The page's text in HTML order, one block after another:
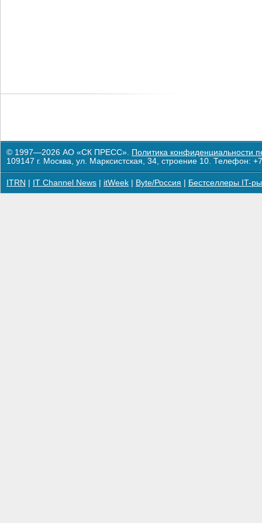
© 1997—2026 АО «СК ПРЕСС». Политика конфиденциальности
109147 г. Москва, ул. Марксистская, 34, строение 10. Телефон:
ITRN IT Channel News itWeek Byte/Россия Бестселлеры IT-